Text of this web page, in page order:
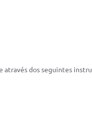
através dos seguintes